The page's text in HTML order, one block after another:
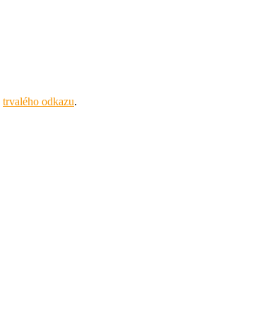
trvalého odkazu.